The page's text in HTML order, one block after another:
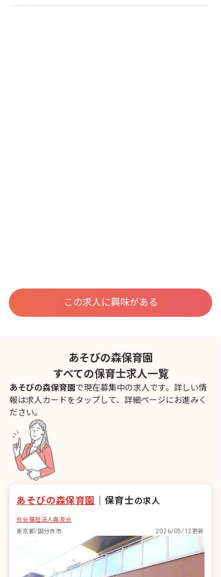
この求人に興味がある
あそびの森保育園
すべての保育士求人一覧
あそびの森保育園で現在募集中の求人です。詳しい情
報は求人カードをタップして、詳細ページにお進みく
ださい。
あそびの森保育園 保育士の求人
社会福祉法人森友会
東京都/国分寺市
2026/05/12更新